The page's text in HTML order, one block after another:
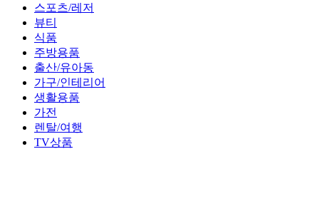
스포츠/레저
뷰티
식품
주방용품
출산/유아동
가구/인테리어
생활용품
가전
렌탈/여행
TV상품